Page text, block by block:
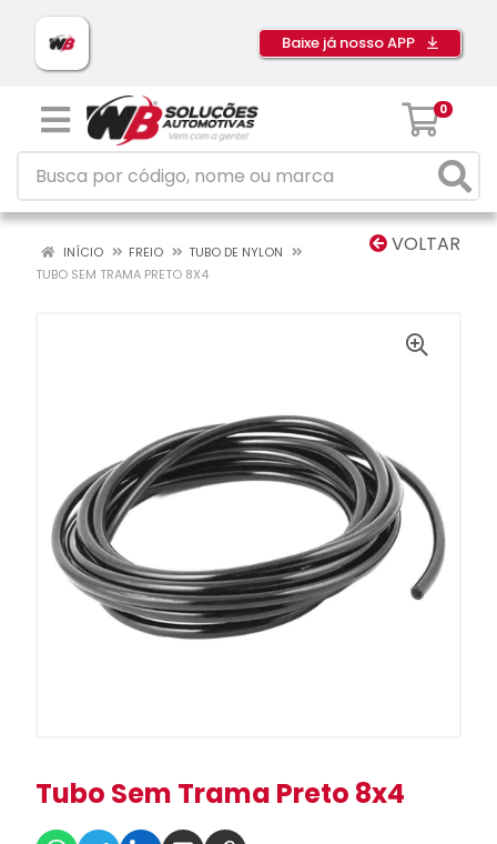
Baixe já nosso APP
0
VOLTAR
INÍCIO FREIO
TUBO DE NYLON
TUBO SEM TRAMA PRETO 8X4
Tubo Sem Trama Preto 8x4